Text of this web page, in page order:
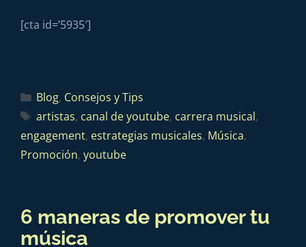
[cta id=’5935′]
Blog, Consejos y Tips
artistas, canal de youtube, carrera musical,
engagement, estrategias musicales, Música,
Promoción, youtube
6 maneras de promover tu
música